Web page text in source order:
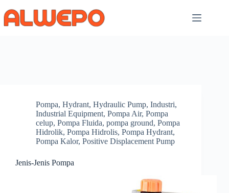
to
content
Pompa, Hydrant, Hydraulic Pump, Industri,
Industrial Equipment, Pompa Air, Pompa
celup, Pompa Fluida, pompa ground, Pompa
Hidrolik, Pompa Hidrolis, Pompa Hydrant,
Pompa Kalor, Positive Displacement Pump
Jenis-Jenis Pompa